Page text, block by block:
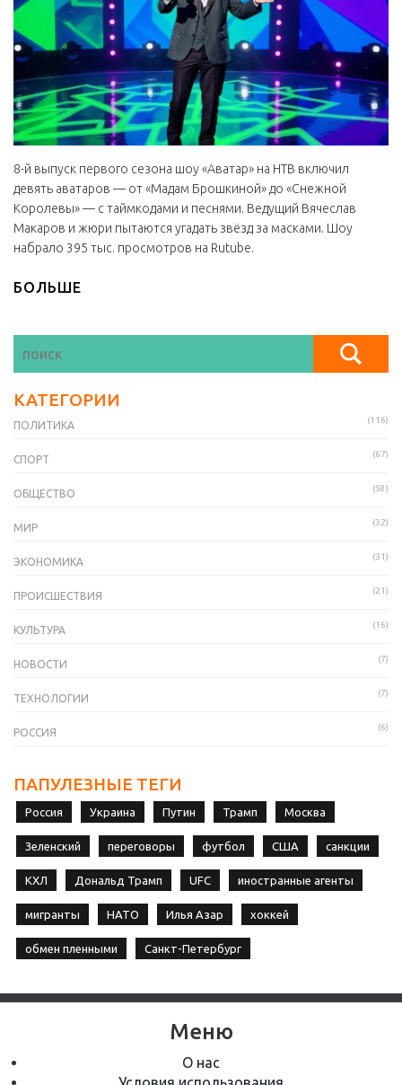
8-й выпуск первого сезона шоу «Аватар» на НТВ включил
девять аватаров — от «Мадам Брошкиной» до «Снежной
Королевы» — с таймкодами и песнями. Ведущий Вячеслав
Макаров и жюри пытаются угадать звёзд за масками. Шоу
набрало 395 тыс. просмотров на Rutube.
БОЛЬШЕ
КАТЕГОРИИ
ПОЛИТИКА (116)
СПОРТ (67)
ОБЩЕСТВО (58)
МИР (32)
ЭКОНОМИКА (31)
ПРОИСШЕСТВИЯ (21)
КУЛЬТУРА (16)
НОВОСТИ (7)
ТЕХНОЛОГИИ (7)
РОССИЯ (6)
ПАПУЛЕЗНЫЕ ТЕГИ
Россия Украина Путин Трамп Москва
Зеленский переговоры футбол США санкции
КХЛ Дональд Трамп UFC иностранные агенты
мигранты НАТО Илья Азар хоккей
обмен пленными Санкт-Петербург
Меню
О нас